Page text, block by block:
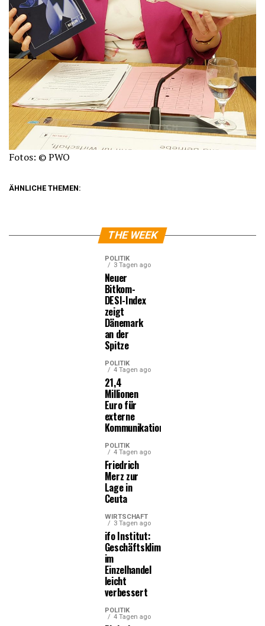
Fotos: © PWO
ÄHNLICHE THEMEN:
THE WEEK
POLITIK
3 Tagen ago
Neuer
Bitkom-
DESI-Index
zeigt
Dänemark
an der
Spitze
POLITIK
4 Tagen ago
21,4
Millionen
Euro für
externe
Kommunikationsleistungen
POLITIK
4 Tagen ago
Friedrich
Merz zur
Lage in
Ceuta
WIRTSCHAFT
3 Tagen ago
ifo Institut:
Geschäftsklima
im
Einzelhandel
leicht
verbessert
POLITIK
4 Tagen ago